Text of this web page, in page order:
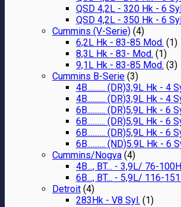
QSD 4,2L - 320 Hk - 6
QSD 4,2L - 350 Hk - 6
Cummins (V-Serie) (4)
6,2L Hk - 83-85 Mod. (1)
8,3L Hk - 83- Mod. (1)
9,1L Hk - 83-85 Mod. (3)
Cummins B-Serie (3)
4B.......... (DR)3,9L Hk - 4
4B.......... (DR)3,9L Hk - 4
6B.......... (DR)5,9L Hk - 6
6B.......... (DR)5,9L Hk - 6
6B.......... (DR)5,9L Hk - 6
6B.......... (ND)5.9L Hk - 6
Cummins/Nogva (4)
4B..., BT... - 3,9L/ 76-
6B..., BT... - 5,9L/ 116-
Detroit (4)
283Hk - V8 Syl. (1)